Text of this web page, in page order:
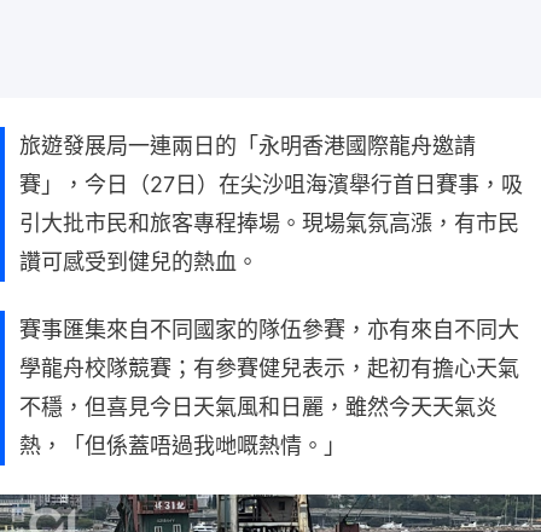
旅遊發展局一連兩日的「永明香港國際龍舟邀請
賽」，今日（27日）在尖沙咀海濱舉行首日賽事，吸
引大批市民和旅客專程捧場。現場氣氛高漲，有市民
讚可感受到健兒的熱血。
賽事匯集來自不同國家的隊伍參賽，亦有來自不同大
學龍舟校隊競賽；有參賽健兒表示，起初有擔心天氣
不穩，但喜見今日天氣風和日麗，雖然今天天氣炎
熱，「但係蓋唔過我哋嘅熱情。」